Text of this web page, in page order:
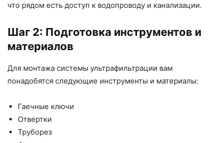
что рядом есть доступ к водопроводу и канализации.
Шаг 2: Подготовка инструментов и
материалов
Для монтажа системы ультрафильтрации вам
понадобятся следующие инструменты и материалы:
Гаечные ключи
Отвертки
Труборез